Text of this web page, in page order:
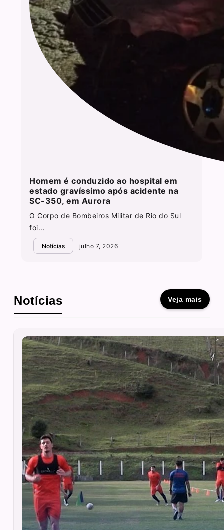
Homem é conduzido ao hospital em
estado gravíssimo após acidente na
SC-350, em Aurora
O Corpo de Bombeiros Militar de Rio do Sul
foi...
Notícias julho 7, 2026
Notícias Veja mais